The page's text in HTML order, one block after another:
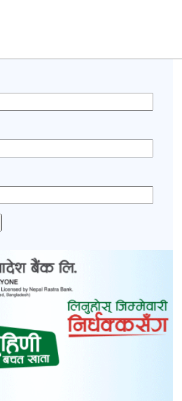
चलचित्र ‘माया भनेकै यस्तो होला’को शीर्ष गीत